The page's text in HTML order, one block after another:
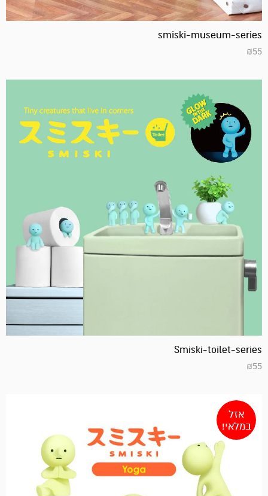
smiski-museum-series
₪55
Smiski-toilet-series
₪55
אזל
במלאי!